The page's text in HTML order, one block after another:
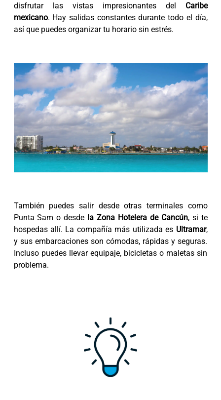
disfrutar las vistas impresionantes del Caribe
mexicano. Hay salidas constantes durante todo el día,
así que puedes organizar tu horario sin estrés.
También puedes salir desde otras terminales como
Punta Sam o desde la Zona Hotelera de Cancún, si te
hospedas allí. La compañía más utilizada es Ultramar,
y sus embarcaciones son cómodas, rápidas y seguras.
Incluso puedes llevar equipaje, bicicletas o maletas sin
problema.